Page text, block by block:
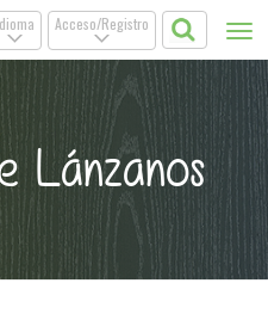
Acceso/Registro
.
.
Lánzanos